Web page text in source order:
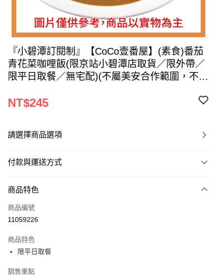
『小碧潭訂閱制』【CoCo壹番屋】(素食)番茄
青花菜咖哩飯(限京站小碧潭店取貨／限外帶／
限平日取餐／無宅配)(不屬美安合作範圍，不提
NT$245
請選擇商品選項
付款與運送方式
信用卡一次付款
LINE Pay
街口支付
悠遊付
商品特色
商品編號
11059226
商品特色
限平日取餐
銷售重點